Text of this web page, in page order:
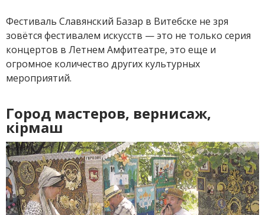
Фестиваль Славянский Базар в Витебске не зря
зовётся фестивалем искусств — это не только серия
концертов в Летнем Амфитеатре, это еще и
огромное количество других культурных
мероприятий.
Город мастеров, вернисаж,
кiрмаш